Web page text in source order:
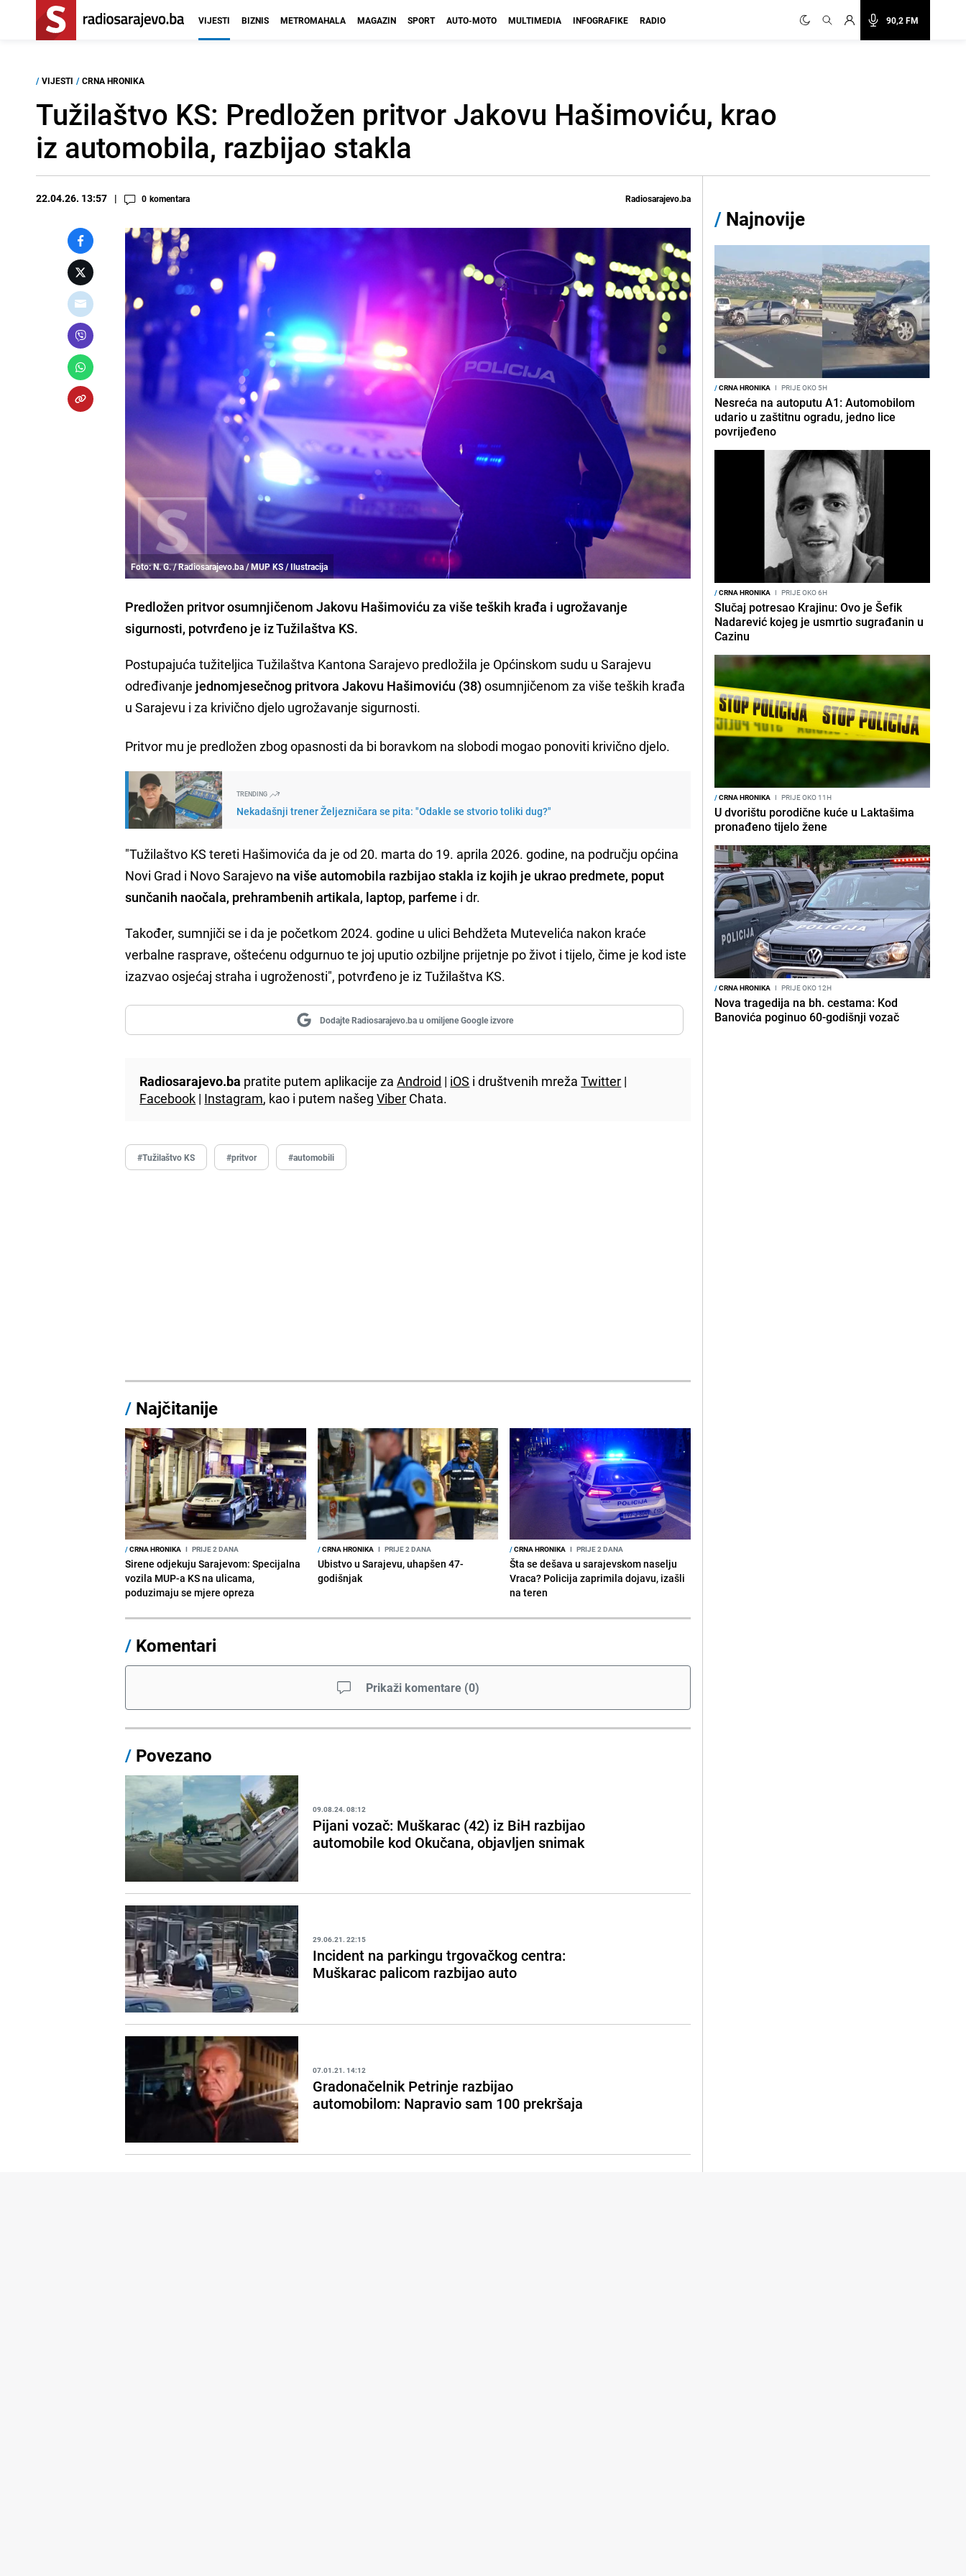
90,2 FM
VIJESTI BIZNIS METROMAHALA MAGAZIN SPORT AUTO-MOTO MULTIMEDIA INFOGRAFIKE RADIO
/ VIJESTI / CRNA HRONIKA
Tužilaštvo KS: Predložen pritvor Jakovu Hašimoviću, krao
iz automobila, razbijao stakla
22.04.26. 13:57 0 komentara Radiosarajevo.ba
Foto: N. G. / Radiosarajevo.ba / MUP KS / Ilustracija
Predložen pritvor osumnjičenom Jakovu Hašimoviću za više teških krađa i ugrožavanje
sigurnosti, potvrđeno je iz Tužilaštva KS.
Postupajuća tužiteljica Tužilaštva Kantona Sarajevo predložila je Općinskom sudu u Sarajevu
određivanje jednomjesečnog pritvora Jakovu Hašimoviću (38)osumnjičenom za više teških krađa
u Sarajevu i za krivično djelo ugrožavanje sigurnosti.
Pritvor mu je predložen zbog opasnosti da bi boravkom na slobodi mogao ponoviti krivično djelo.
TRENDING
Nekadašnji trener Željezničara se pita: "Odakle se stvorio toliki dug?"
"Tužilaštvo KS tereti Hašimovića da je od 20. marta do 19. aprila 2026. godine, na području općina
Novi Grad i Novo Sarajevo na više automobila razbijao stakla iz kojih je ukrao predmete, poput
sunčanih naočala, prehrambenih artikala, laptop, parfeme i dr.
Također, sumnjiči se i da je početkom 2024. godine u ulici Behdžeta Mutevelića nakon kraće
verbalne rasprave, oštećenu odgurnuo te joj uputio ozbiljne prijetnje po život i tijelo, čime je kod iste
izazvao osjećaj straha i ugroženosti", potvrđeno je iz Tužilaštva KS.
Dodajte Radiosarajevo.ba u omiljene Google izvore
Radiosarajevo.ba pratite putem aplikacije zaAndroid | iOS i društvenih mrežaTwitter |
Facebook | Instagram, kao i putem našegViber Chata.
#Tužilaštvo KS #pritvor #automobili
/ Najčitanije
/CRNA HRONIKA I PRIJE 2 DANA
Sirene odjekuju Sarajevom: Specijalna
vozila MUP-a KS na ulicama,
poduzimaju se mjere opreza
/CRNA HRONIKA I PRIJE 2 DANA
Ubistvo u Sarajevu, uhapšen 47-
godišnjak
/CRNA HRONIKA I PRIJE 2 DANA
Šta se dešava u sarajevskom naselju
Vraca? Policija zaprimila dojavu, izašli
na teren
/ Komentari
Prikaži komentare (0)
/ Povezano
09.08.24. 08:12
Pijani vozač: Muškarac (42) iz BiH razbijao
automobile kod Okučana, objavljen snimak
29.06.21. 22:15
Incident na parkingu trgovačkog centra:
Muškarac palicom razbijao auto
07.01.21. 14:12
Gradonačelnik Petrinje razbijao
automobilom: Napravio sam 100 prekršaja
/ Najnovije
/CRNA HRONIKA I PRIJE OKO 5H
Nesreća na autoputu A1: Automobilom
udario u zaštitnu ogradu, jedno lice
povrijeđeno
/CRNA HRONIKA I PRIJE OKO 6H
Slučaj potresao Krajinu: Ovo je Šefik
Nadarević kojeg je usmrtio sugrađanin u
Cazinu
/CRNA HRONIKA I PRIJE OKO 11H
U dvorištu porodične kuće u Laktašima
pronađeno tijelo žene
/CRNA HRONIKA I PRIJE OKO 12H
Nova tragedija na bh. cestama: Kod
Banovića poginuo 60-godišnji vozač